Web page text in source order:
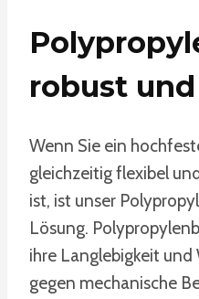
robust
Wenn Sie ein
gleichzeitig flexibel
ist, ist unser
Lösung.
ihre Langlebigkeit
gegen mechanische